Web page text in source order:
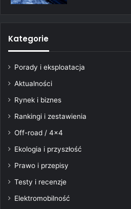
Kategorie
Porady i eksploatacja
Aktualności
Rynek i biznes
Rankingi i zestawienia
Off-road / 4×4
Ekologia i przyszłość
Prawo i przepisy
Testy i recenzje
Elektromobilność